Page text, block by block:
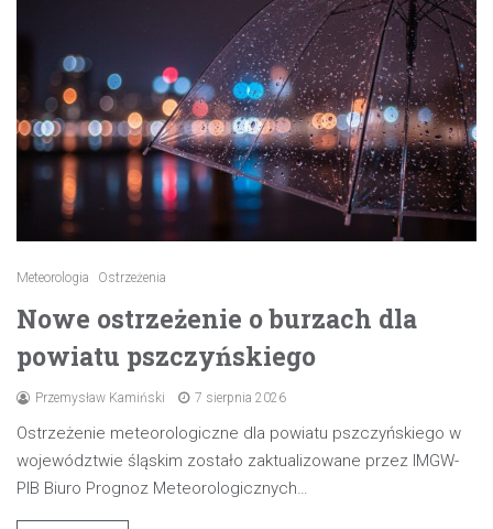
Meteorologia Ostrzeżenia
Nowe ostrzeżenie o burzach dla
powiatu pszczyńskiego
Przemysław Kamiński 7 sierpnia 2026
Ostrzeżenie meteorologiczne dla powiatu pszczyńskiego w
województwie śląskim zostało zaktualizowane przez IMGW-
PIB Biuro Prognoz Meteorologicznych…